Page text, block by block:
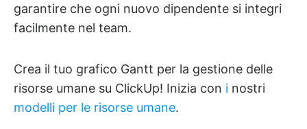
garantire che ogni nuovo dipendente si integri
facilmente nel team.
Crea il tuo grafico Gantt per la gestione delle
risorse umane su ClickUp! Inizia con i nostri
modelli per le risorse umane.